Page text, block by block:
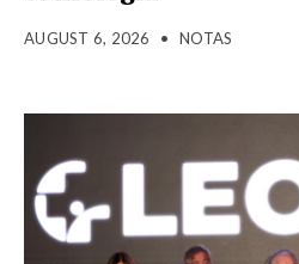
AUGUST 6, 2026 • NOTAS